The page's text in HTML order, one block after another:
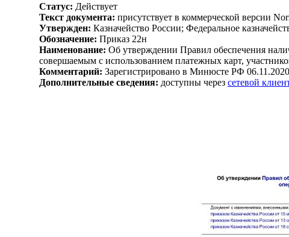
Статус: Действует
Текст документа: присутствует в коммерческой версии
Утвержден: Казначейство России; Федеральное
Обозначение: Приказ 22н
Наименование: Об утверждении Правил обеспечения
совершаемым с использованием платежных карт,
Комментарий: Зарегистрировано в Минюсте РФ
Дополнительные сведения: доступны через сетевой